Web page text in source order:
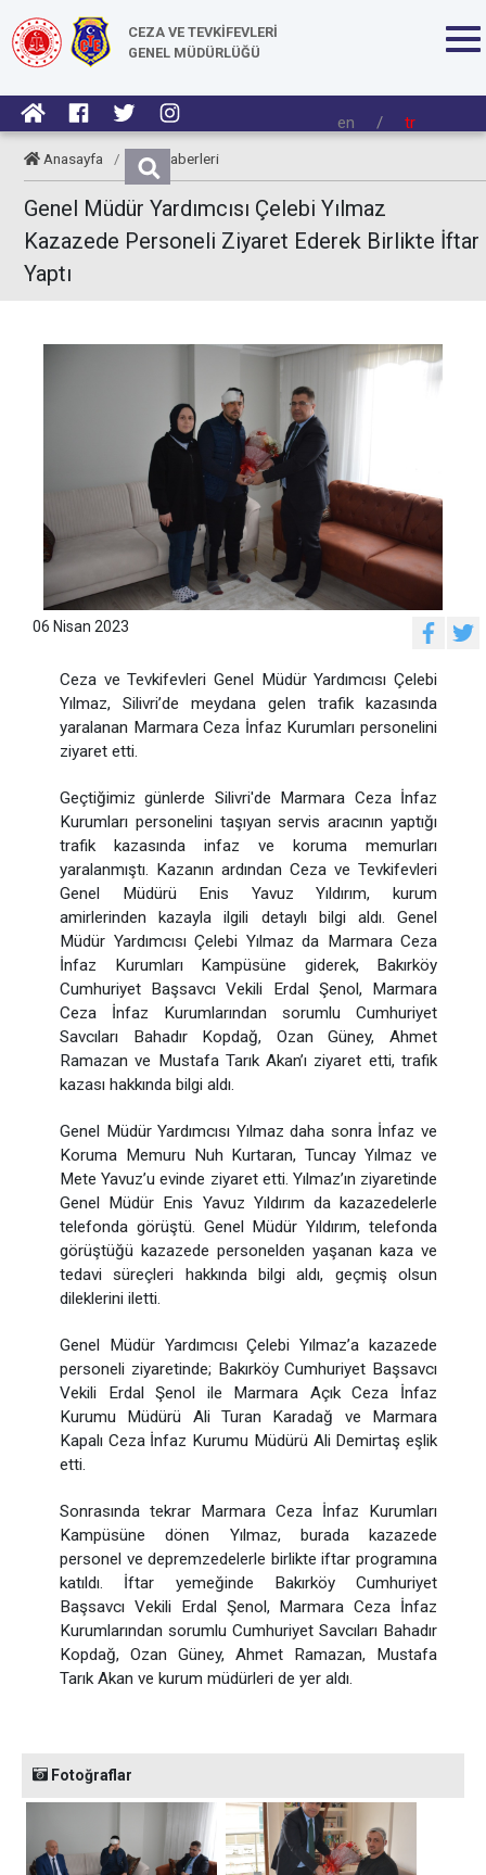
CEZA VE TEVKİFEVLERİ
GENEL MÜDÜRLÜĞÜ
en / tr
Anasayfa / CTE Haberleri
Genel Müdür Yardımcısı Çelebi Yılmaz
Kazazede Personeli Ziyaret Ederek Birlikte İftar
Yaptı
06 Nisan 2023
Ceza ve Tevkifevleri Genel Müdür Yardımcısı Çelebi
Yılmaz, Silivri’de meydana gelen trafik kazasında
yaralanan Marmara Ceza İnfaz Kurumları personelini
ziyaret etti.
Geçtiğimiz günlerde Silivri'de Marmara Ceza İnfaz
Kurumları personelini taşıyan servis aracının yaptığı
trafik kazasında infaz ve koruma memurları
yaralanmıştı. Kazanın ardından Ceza ve Tevkifevleri
Genel Müdürü Enis Yavuz Yıldırım, kurum
amirlerinden kazayla ilgili detaylı bilgi aldı. Genel
Müdür Yardımcısı Çelebi Yılmaz da Marmara Ceza
İnfaz Kurumları Kampüsüne giderek, Bakırköy
Cumhuriyet Başsavcı Vekili Erdal Şenol, Marmara
Ceza İnfaz Kurumlarından sorumlu Cumhuriyet
Savcıları Bahadır Kopdağ, Ozan Güney, Ahmet
Ramazan ve Mustafa Tarık Akan’ı ziyaret etti, trafik
kazası hakkında bilgi aldı.
Genel Müdür Yardımcısı Yılmaz daha sonra İnfaz ve
Koruma Memuru Nuh Kurtaran, Tuncay Yılmaz ve
Mete Yavuz’u evinde ziyaret etti. Yılmaz’ın ziyaretinde
Genel Müdür Enis Yavuz Yıldırım da kazazedelerle
telefonda görüştü. Genel Müdür Yıldırım, telefonda
görüştüğü kazazede personelden yaşanan kaza ve
tedavi süreçleri hakkında bilgi aldı, geçmiş olsun
dileklerini iletti.
Genel Müdür Yardımcısı Çelebi Yılmaz’a kazazede
personeli ziyaretinde; Bakırköy Cumhuriyet Başsavcı
Vekili Erdal Şenol ile Marmara Açık Ceza İnfaz
Kurumu Müdürü Ali Turan Karadağ ve Marmara
Kapalı Ceza İnfaz Kurumu Müdürü Ali Demirtaş eşlik
etti.
Sonrasında tekrar Marmara Ceza İnfaz Kurumları
Kampüsüne dönen Yılmaz, burada kazazede
personel ve depremzedelerle birlikte iftar programına
katıldı. İftar yemeğinde Bakırköy Cumhuriyet
Başsavcı Vekili Erdal Şenol, Marmara Ceza İnfaz
Kurumlarından sorumlu Cumhuriyet Savcıları Bahadır
Kopdağ, Ozan Güney, Ahmet Ramazan, Mustafa
Tarık Akan ve kurum müdürleri de yer aldı.
Fotoğraflar